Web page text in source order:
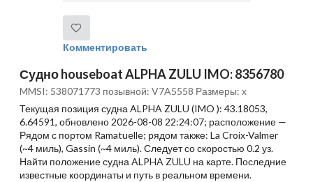
Комментировать
Судно houseboat ALPHA ZULU IMO: 8356780
MMSI: 538071773 позывной: V7A5558 Размеры: x
Текущая позиция судна ALPHA ZULU (IMO ): 43.18053,
6.64591, обновлено 2026-08-08 22:24:07; расположение —
Рядом с портом Ramatuelle; рядом также: La Croix-Valmer
(~4 миль), Gassin (~4 миль). Следует со скоростью 0.2 уз.
Найти положение судна ALPHA ZULU на карте. Последние
известные координаты и путь в реальном времени.